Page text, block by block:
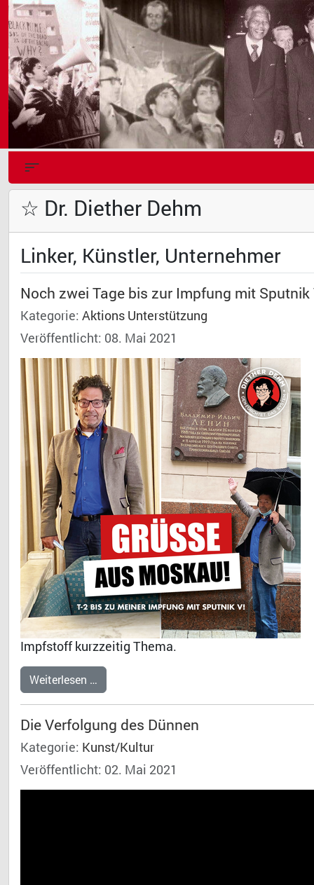
☆ Dr. Diether Dehm
Linker, Künstler, Unternehmer
Noch zwei Tage bis zur Impfung mit Sputnik
Kategorie: Aktions Unterstützung
Veröffentlicht: 08. Mai 2021
Impfstoff kurzzeitig Thema.
Weiterlesen …
Die Verfolgung des Dünnen
Kategorie: Kunst/Kultur
Veröffentlicht: 02. Mai 2021